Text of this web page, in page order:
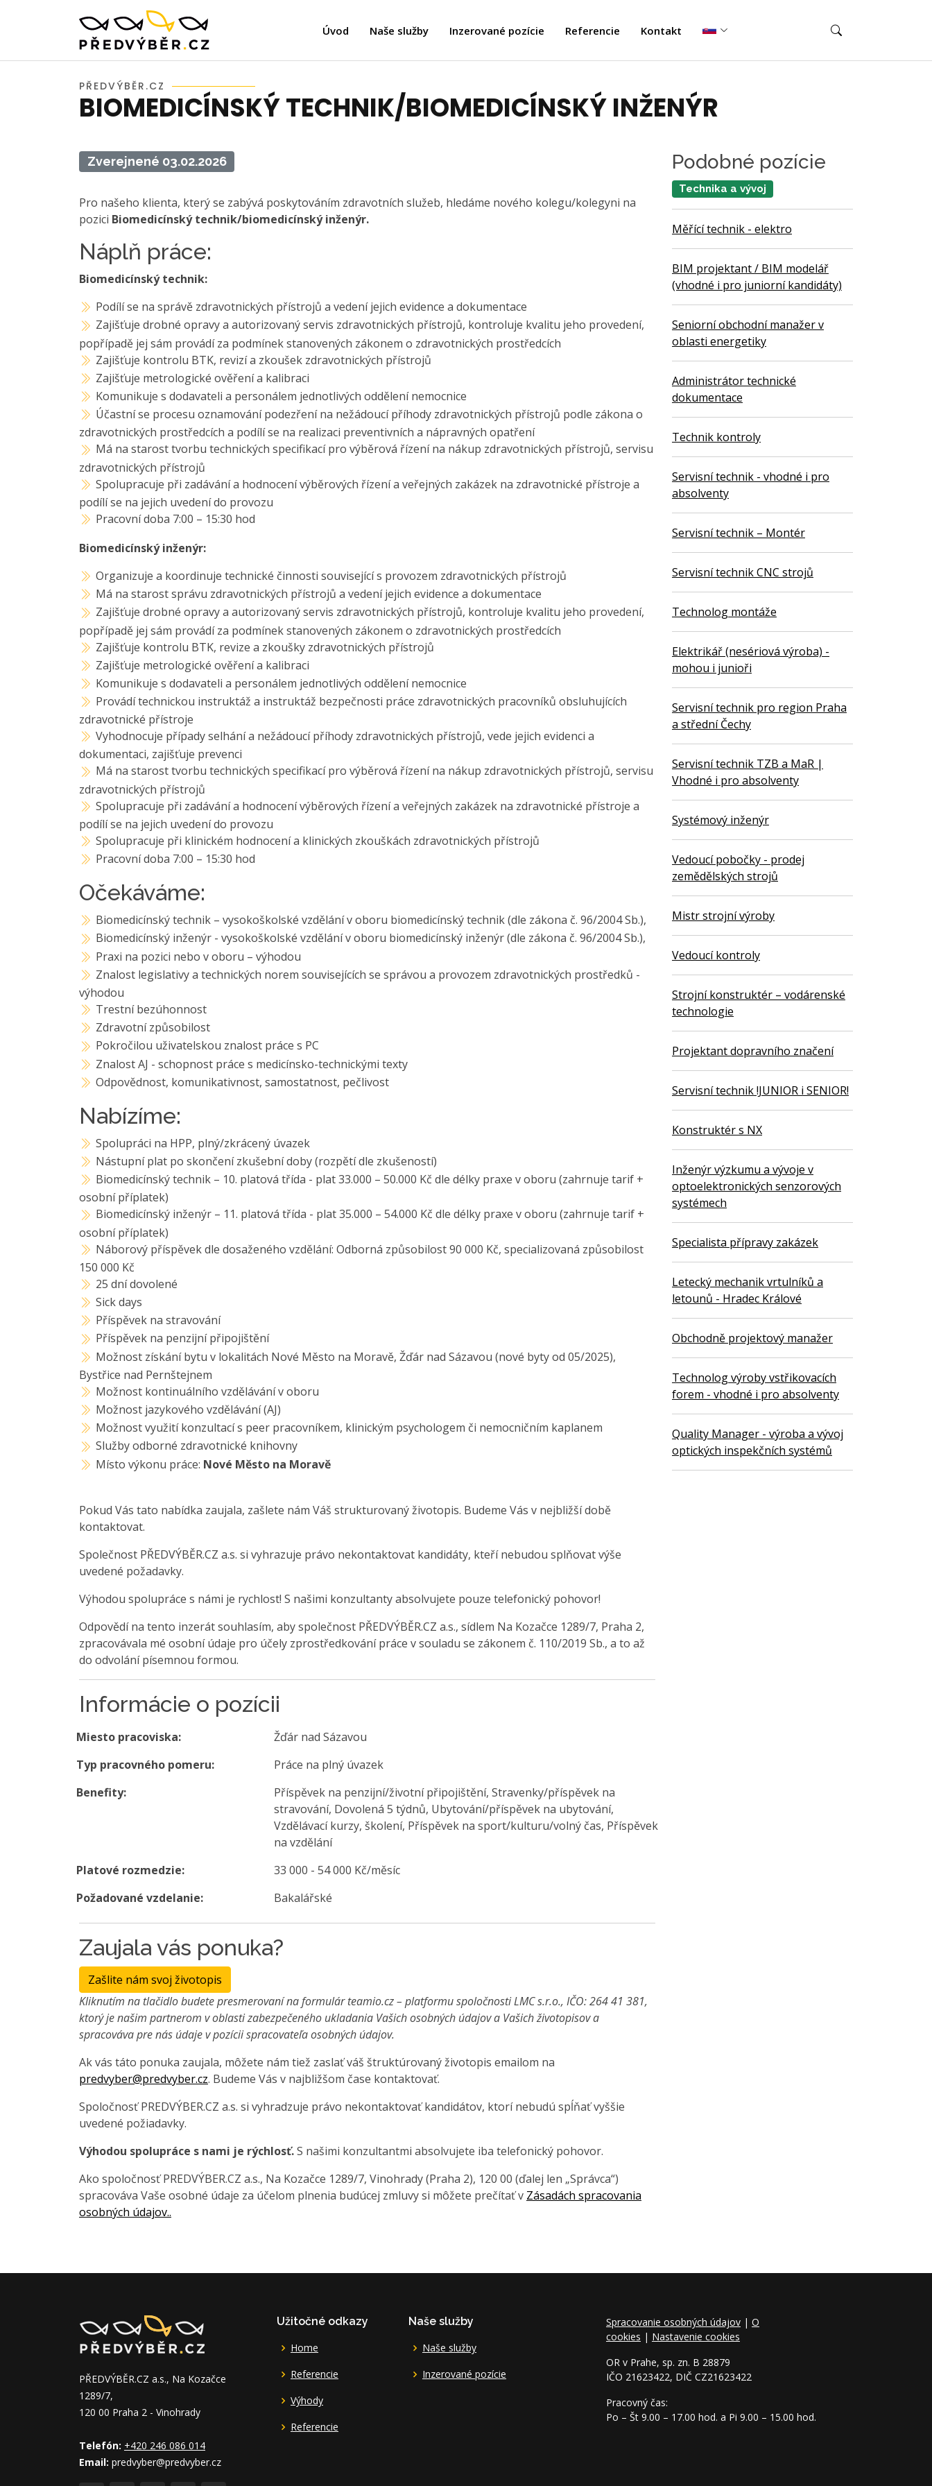
Úvod Naše služby Inzerované pozície Referencie Kontakt
PŘEDVÝBĚR.CZ
BIOMEDICÍNSKÝ TECHNIK/BIOMEDICÍNSKÝ INŽENÝR
Zverejnené 03.02.2026
Pro našeho klienta, který se zabývá poskytováním zdravotních služeb, hledáme nového kolegu/kolegyni na
pozici Biomedicínský technik/biomedicínský inženýr.
Náplň práce:
Biomedicínský technik:
Podílí se na správě zdravotnických přístrojů a vedení jejich evidence a dokumentace
Zajišťuje drobné opravy a autorizovaný servis zdravotnických přístrojů, kontroluje kvalitu jeho provedení,
popřípadě jej sám provádí za podmínek stanovených zákonem o zdravotnických prostředcích
Zajišťuje kontrolu BTK, revizí a zkoušek zdravotnických přístrojů
Zajišťuje metrologické ověření a kalibraci
Komunikuje s dodavateli a personálem jednotlivých oddělení nemocnice
Účastní se procesu oznamování podezření na nežádoucí příhody zdravotnických přístrojů podle zákona o
zdravotnických prostředcích a podílí se na realizaci preventivních a nápravných opatření
Má na starost tvorbu technických specifikací pro výběrová řízení na nákup zdravotnických přístrojů, servisu
zdravotnických přístrojů
Spolupracuje při zadávání a hodnocení výběrových řízení a veřejných zakázek na zdravotnické přístroje a
podílí se na jejich uvedení do provozu
Pracovní doba 7:00 – 15:30 hod
Biomedicínský inženýr:
Organizuje a koordinuje technické činnosti související s provozem zdravotnických přístrojů
Má na starost správu zdravotnických přístrojů a vedení jejich evidence a dokumentace
Zajišťuje drobné opravy a autorizovaný servis zdravotnických přístrojů, kontroluje kvalitu jeho provedení,
popřípadě jej sám provádí za podmínek stanovených zákonem o zdravotnických prostředcích
Zajišťuje kontrolu BTK, revize a zkoušky zdravotnických přístrojů
Zajišťuje metrologické ověření a kalibraci
Komunikuje s dodavateli a personálem jednotlivých oddělení nemocnice
Provádí technickou instruktáž a instruktáž bezpečnosti práce zdravotnických pracovníků obsluhujících
zdravotnické přístroje
Vyhodnocuje případy selhání a nežádoucí příhody zdravotnických přístrojů, vede jejich evidenci a
dokumentaci, zajišťuje prevenci
Má na starost tvorbu technických specifikací pro výběrová řízení na nákup zdravotnických přístrojů, servisu
zdravotnických přístrojů
Spolupracuje při zadávání a hodnocení výběrových řízení a veřejných zakázek na zdravotnické přístroje a
podílí se na jejich uvedení do provozu
Spolupracuje při klinickém hodnocení a klinických zkouškách zdravotnických přístrojů
Pracovní doba 7:00 – 15:30 hod
Očekáváme:
Biomedicínský technik – vysokoškolské vzdělání v oboru biomedicínský technik (dle zákona č. 96/2004 Sb.),
Biomedicínský inženýr - vysokoškolské vzdělání v oboru biomedicínský inženýr (dle zákona č. 96/2004 Sb.),
Praxi na pozici nebo v oboru – výhodou
Znalost legislativy a technických norem souvisejících se správou a provozem zdravotnických prostředků -
výhodou
Trestní bezúhonnost
Zdravotní způsobilost
Pokročilou uživatelskou znalost práce s PC
Znalost AJ - schopnost práce s medicínsko-technickými texty
Odpovědnost, komunikativnost, samostatnost, pečlivost
Nabízíme:
Spolupráci na HPP, plný/zkrácený úvazek
Nástupní plat po skončení zkušební doby (rozpětí dle zkušeností)
Biomedicínský technik – 10. platová třída - plat 33.000 – 50.000 Kč dle délky praxe v oboru (zahrnuje tarif +
osobní příplatek)
Biomedicínský inženýr – 11. platová třída - plat 35.000 – 54.000 Kč dle délky praxe v oboru (zahrnuje tarif +
osobní příplatek)
Náborový příspěvek dle dosaženého vzdělání: Odborná způsobilost 90 000 Kč, specializovaná způsobilost
150 000 Kč
25 dní dovolené
Sick days
Příspěvek na stravování
Příspěvek na penzijní připojištění
Možnost získání bytu v lokalitách Nové Město na Moravě, Žďár nad Sázavou (nové byty od 05/2025),
Bystřice nad Pernštejnem
Možnost kontinuálního vzdělávání v oboru
Možnost jazykového vzdělávání (AJ)
Možnost využití konzultací s peer pracovníkem, klinickým psychologem či nemocničním kaplanem
Služby odborné zdravotnické knihovny
Místo výkonu práce: Nové Město na Moravě
Pokud Vás tato nabídka zaujala, zašlete nám Váš strukturovaný životopis. Budeme Vás v nejbližší době
kontaktovat.
Společnost PŘEDVÝBĚR.CZ a.s. si vyhrazuje právo nekontaktovat kandidáty, kteří nebudou splňovat výše
uvedené požadavky.
Výhodou spolupráce s námi je rychlost! S našimi konzultanty absolvujete pouze telefonický pohovor!
Odpovědí na tento inzerát souhlasím, aby společnost PŘEDVÝBĚR.CZ a.s., sídlem Na Kozačce 1289/7, Praha 2,
zpracovávala mé osobní údaje pro účely zprostředkování práce v souladu se zákonem č. 110/2019 Sb., a to až
do odvolání písemnou formou.
Informácie o pozícii
Miesto pracoviska:
Žďár nad Sázavou
Typ pracovného pomeru:
Práce na plný úvazek
Benefity:
Příspěvek na penzijní/životní připojištění, Stravenky/příspěvek na
stravování, Dovolená 5 týdnů, Ubytování/příspěvek na ubytování,
Vzdělávací kurzy, školení, Příspěvek na sport/kulturu/volný čas, Příspěvek
na vzdělání
Platové rozmedzie:
33 000 - 54 000 Kč/měsíc
Požadované vzdelanie:
Bakalářské
Zaujala vás ponuka?
Zašlite nám svoj životopis
Kliknutím na tlačidlo budete presmerovaní na formulár teamio.cz – platformu spoločnosti LMC s.r.o., IČO: 264 41 381,
ktorý je našim partnerom v oblasti zabezpečeného ukladania Vašich osobných údajov a Vašich životopisov a
spracováva pre nás údaje v pozícii spracovateľa osobných údajov.
Ak vás táto ponuka zaujala, môžete nám tiež zaslať váš štruktúrovaný životopis emailom na
predvyber@predvyber.cz. Budeme Vás v najbližšom čase kontaktovať.
Spoločnosť PREDVÝBER.CZ a.s. si vyhradzuje právo nekontaktovať kandidátov, ktorí nebudú spĺňať vyššie
uvedené požiadavky.
Výhodou spolupráce s nami je rýchlosť.S našimi konzultantmi absolvujete iba telefonický pohovor.
Ako spoločnosť PREDVÝBER.CZ a.s., Na Kozačce 1289/7, Vinohrady (Praha 2), 120 00 (ďalej len „Správca“)
spracováva Vaše osobné údaje za účelom plnenia budúcej zmluvy si môžete prečítať v Zásadách spracovania
osobných údajov..
Podobné pozície
Technika a vývoj
Měřící technik - elektro
BIM projektant / BIM modelář
(vhodné i pro juniorní kandidáty)
Seniorní obchodní manažer v
oblasti energetiky
Administrátor technické
dokumentace
Technik kontroly
Servisní technik - vhodné i pro
absolventy
Servisní technik – Montér
Servisní technik CNC strojů
Technolog montáže
Elektrikář (nesériová výroba) -
mohou i junioři
Servisní technik pro region Praha
a střední Čechy
Servisní technik TZB a MaR |
Vhodné i pro absolventy
Systémový inženýr
Vedoucí pobočky - prodej
zemědělských strojů
Mistr strojní výroby
Vedoucí kontroly
Strojní konstruktér – vodárenské
technologie
Projektant dopravního značení
Servisní technik !JUNIOR i SENIOR!
Konstruktér s NX
Inženýr výzkumu a vývoje v
optoelektronických senzorových
systémech
Specialista přípravy zakázek
Letecký mechanik vrtulníků a
letounů - Hradec Králové
Obchodně projektový manažer
Technolog výroby vstřikovacích
forem - vhodné i pro absolventy
Quality Manager - výroba a vývoj
optických inspekčních systémů
PŘEDVÝBĚR.CZ a.s., Na Kozačce
1289/7,
120 00 Praha 2 - Vinohrady
Telefón: +420 246 086 014
Email: predvyber@predvyber.cz
Užitočné odkazy
Home
Referencie
Výhody
Referencie
Naše služby
Naše služby
Inzerované pozície
Spracovanie osobných údajov | O
cookies | Nastavenie cookies
OR v Prahe, sp. zn. B 28879
IČO 21623422, DIČ CZ21623422
Pracovný čas:
Po – Št 9.00 – 17.00 hod. a Pi 9.00 – 15.00 hod.